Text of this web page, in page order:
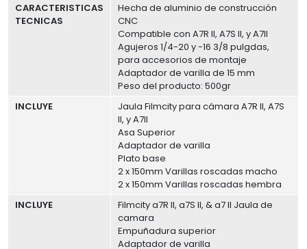
CARACTERISTICAS
TECNICAS
Hecha de aluminio de construcción
CNC
Compatible con A7R II, A7S II, y A7II
Agujeros 1/4-20 y -16 3/8 pulgdas,
para accesorios de montaje
Adaptador de varilla de 15 mm
Peso del producto: 500gr
INCLUYE
Jaula Filmcity para cámara A7R II, A7S
II, y A7II
Asa Superior
Adaptador de varilla
Plato base
2 x 150mm Varillas roscadas macho
2 x 150mm Varillas roscadas hembra
INCLUYE
Filmcity a7R II, a7S II, & a7 II Jaula de
camara
Empuñadura superior
Adaptador de varilla